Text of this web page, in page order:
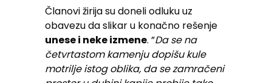
Članovi žirija su doneli odluku uz
obavezu da slikar u konačno rešenje
unese i neke izmene. ”Da se na
četvrtastom kamenju dopišu kule
motrilje istog oblika, da se zamračeni